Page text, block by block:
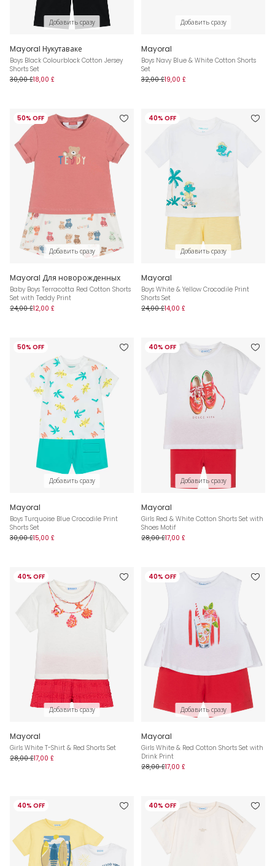
Добавить сразу
Mayoral Нукутаваке
Boys Black Colourblock Cotton Jersey
Shorts Set
30,00 £18,00 £
Добавить сразу
Mayoral
Boys Navy Blue & White Cotton Shorts
Set
32,00 £19,00 £
50% OFF
Добавить сразу
Mayoral Для новорожденных
Baby Boys Terracotta Red Cotton Shorts
Set with Teddy Print
24,00 £12,00 £
40% OFF
Добавить сразу
Mayoral
Boys White & Yellow Crocodile Print
Shorts Set
24,00 £14,00 £
50% OFF
Добавить сразу
Mayoral
Boys Turquoise Blue Crocodile Print
Shorts Set
30,00 £15,00 £
40% OFF
Добавить сразу
Mayoral
Girls Red & White Cotton Shorts Set with
Shoes Motif
28,00 £17,00 £
40% OFF
Добавить сразу
Mayoral
Girls White T-Shirt & Red Shorts Set
28,00 £17,00 £
40% OFF
Добавить сразу
Mayoral
Girls White & Red Cotton Shorts Set with
Drink Print
28,00 £17,00 £
40% OFF 40% OFF